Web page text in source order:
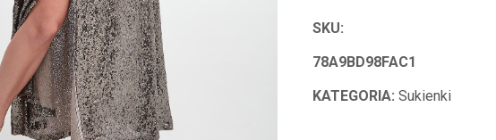
SKU:
78A9BD98FAC1
KATEGORIA:Sukienki